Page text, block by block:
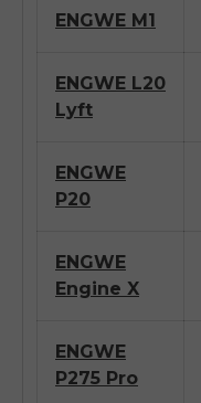
ENGWE M1
ENGWE L20
Lyft
ENGWE
P20
ENGWE
Engine X
ENGWE
P275 Pro